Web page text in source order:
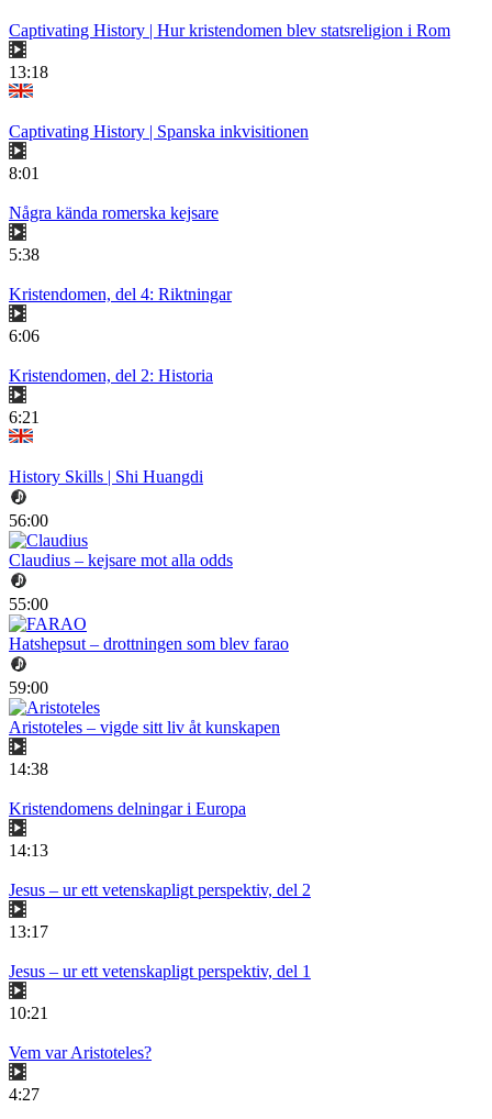
Captivating History | Hur kristendomen blev statsreligion i Rom
13:18
Captivating History | Spanska inkvisitionen
8:01
Några kända romerska kejsare
5:38
Kristendomen, del 4: Riktningar
6:06
Kristendomen, del 2: Historia
6:21
History Skills | Shi Huangdi
56:00
Claudius – kejsare mot alla odds
55:00
Hatshepsut – drottningen som blev farao
59:00
Aristoteles – vigde sitt liv åt kunskapen
14:38
Kristendomens delningar i Europa
14:13
Jesus – ur ett vetenskapligt perspektiv, del 2
13:17
Jesus – ur ett vetenskapligt perspektiv, del 1
10:21
Vem var Aristoteles?
4:27